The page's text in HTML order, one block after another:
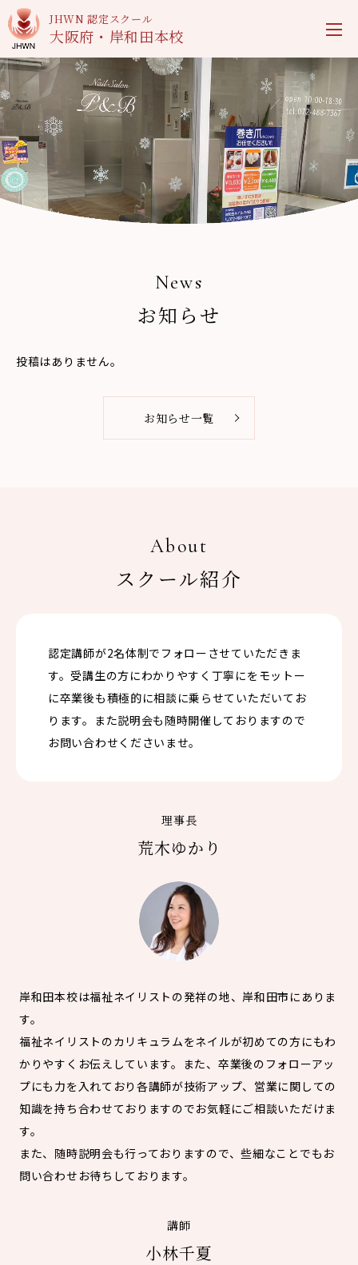
JHWN 認定スクール
大阪府・岸和田本校
News
お知らせ
投稿はありません。
お知らせ一覧
About
スクール紹介
認定講師が2名体制でフォローさせていただきま
す。受講生の方にわかりやすく丁寧にをモットー
に卒業後も積極的に相談に乗らせていただいてお
ります。また説明会も随時開催しておりますので
お問い合わせくださいませ。
理事長
荒木ゆかり
岸和田本校は福祉ネイリストの発祥の地、岸和田市にありま
す。
福祉ネイリストのカリキュラムをネイルが初めての方にもわ
かりやすくお伝えしています。また、卒業後のフォローアッ
プにも力を入れており各講師が技術アップ、営業に関しての
知識を持ち合わせておりますのでお気軽にご相談いただけま
す。
また、随時説明会も行っておりますので、些細なことでもお
問い合わせお待ちしております。
講師
小林千夏